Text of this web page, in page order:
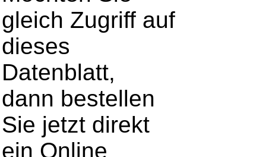
gleich Zugriff auf
dieses
Datenblatt,
dann bestellen
Sie jetzt direkt
ein Online